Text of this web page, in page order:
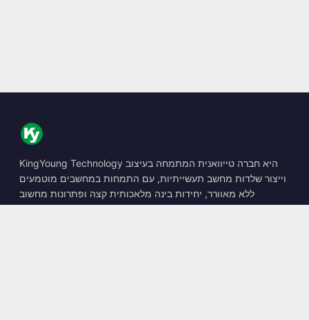
KingYoung Technology היא חברה טייוואנית המתמחה בעיצוב
וייצור שלדות מחשב תעשייתיות, עם התמחות במחשבים מוטמעים
ללא מאוורר, יחידות בינה מלאכותית קצה ופתרונות מחשוב
קשיחים.